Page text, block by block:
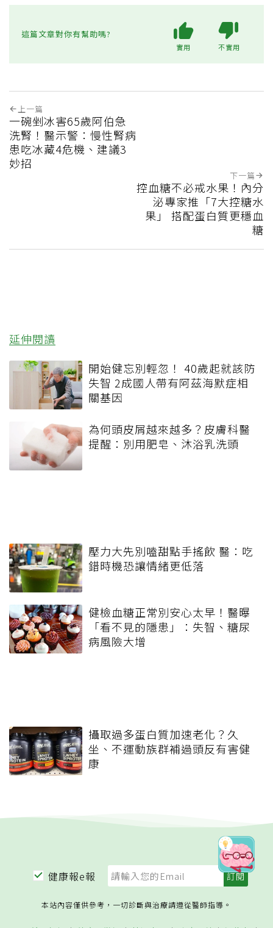
這篇文章對你有幫助嗎?
實用 不實用
上一篇
一碗剉冰害65歲阿伯急
洗腎！醫示警：慢性腎病
患吃冰藏4危機、建議3
妙招
下一篇
控血糖不必戒水果！內分
泌專家推「7大控糖水
果」 搭配蛋白質更穩血
糖
延伸閱讀
開始健忘別輕忽！ 40歲起就該防
失智 2成國人帶有阿茲海默症相
關基因
為何頭皮屑越來越多？皮膚科醫
提醒：別用肥皂、沐浴乳洗頭
壓力大先別嗑甜點手搖飲 醫：吃
錯時機恐讓情緒更低落
健檢血糖正常別安心太早！醫曝
「看不見的隱患」：失智、糖尿
病風險大增
攝取過多蛋白質加速老化？久
坐、不運動族群補過頭反有害健
康
健康報e報
本站內容僅供參考，一切診斷與治療請遵從醫師指導。